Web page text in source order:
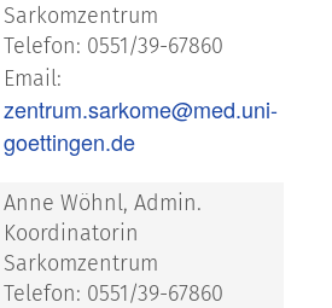
Sarkomzentrum
Telefon: 0551/39-67860
Email:
zentrum.sarkome@med.uni-
goettingen.de
Anne Wöhnl, Admin.
Koordinatorin
Sarkomzentrum
Telefon: 0551/39-67860